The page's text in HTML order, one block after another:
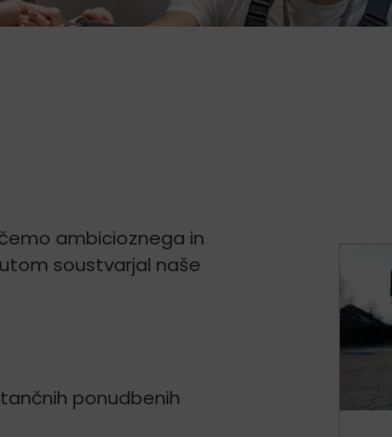
ambicioznega in
soustvarjal naše
ponudbenih